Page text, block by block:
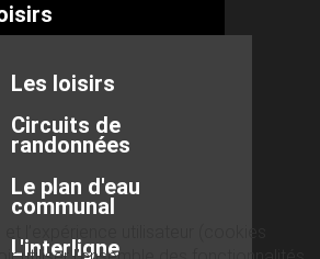
Les loisirs
Circuits de
randonnées
Le plan d'eau
communal
L'interligne
l’expérience utilisateur (cookies